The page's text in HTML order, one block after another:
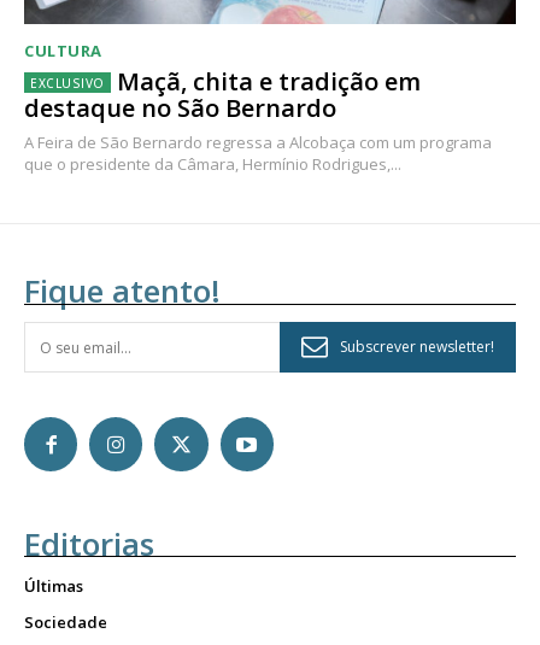
CULTURA
Maçã, chita e tradição em
destaque no São Bernardo
A Feira de São Bernardo regressa a Alcobaça com um programa
que o presidente da Câmara, Hermínio Rodrigues,...
Fique atento!
Subscrever newsletter!
Editorias
Últimas
Sociedade